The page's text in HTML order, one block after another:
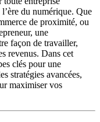
du numérique. Que
de proximité, ou
une
façon de travailler,
revenus. Dans cet
clés pour une
stratégies avancées,
maximiser vos